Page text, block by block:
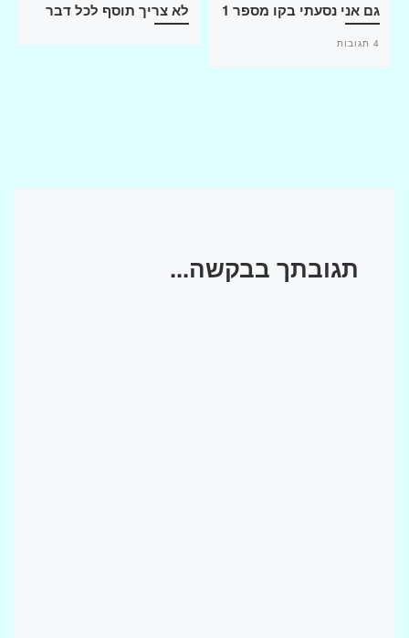
גם אני נסעתי בקו מספר 1
4 תגובות
לא צריך תוסף לכל דבר
תגובתך בבקשה...